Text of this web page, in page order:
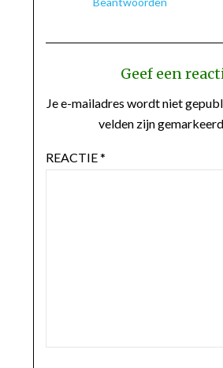
Geef een
Je e-mailadres wordt niet
velden zijn
REACTIE*